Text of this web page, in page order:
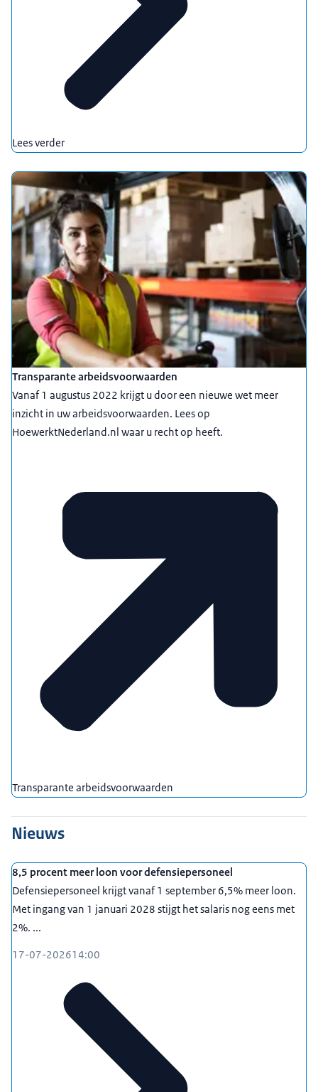
Lees verder
Uitgelicht
Transparante arbeidsvoorwaarden
Vanaf 1 augustus 2022 krijgt u door een nieuwe wet meer
inzicht in uw arbeidsvoorwaarden. Lees op
HoewerktNederland.nl waar u recht op heeft.
Transparante arbeidsvoorwaarden
Nieuws
8,5 procent meer loon voor defensiepersoneel
Defensiepersoneel krijgt vanaf 1 september 6,5% meer loon.
Met ingang van 1 januari 2028 stijgt het salaris nog eens met
2%. ...
17-07-202614:00